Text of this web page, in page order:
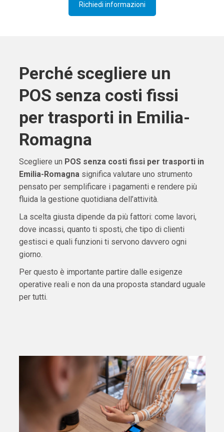
Richiedi informazioni
Perché scegliere un
POS senza costi fissi
per trasporti in Emilia-
Romagna
Scegliere un POS senza costi fissi per trasporti in
Emilia-Romagnasignifica valutare uno strumento
pensato per semplificare i pagamenti e rendere più
fluida la gestione quotidiana dell’attività.
La scelta giusta dipende da più fattori: come lavori,
dove incassi, quanto ti sposti, che tipo di clienti
gestisci e quali funzioni ti servono davvero ogni
giorno.
Per questo è importante partire dalle esigenze
operative reali e non da una proposta standard uguale
per tutti.